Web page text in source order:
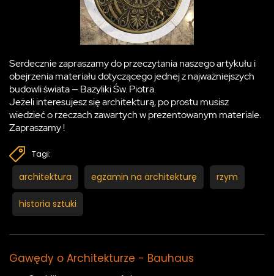
Serdecznie zapraszamy do przeczytania naszego artykułu i
obejrzenia materiału dotyczącego jednej z najważniejszych
budowli świata — Bazyliki Św. Piotra.
Jeżeli interesujesz się architekturą, po prostu musisz
wiedzieć o rzeczach zawartych w prezentowanym materiale.
Zapraszamy !
Tagi:
architektura egzamin na architekturę rzym
historia sztuki
Gawędy o Architekturze - Bauhaus